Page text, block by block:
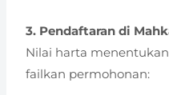
3. Pendaftaran di
Nilai harta
failkan permohonan: